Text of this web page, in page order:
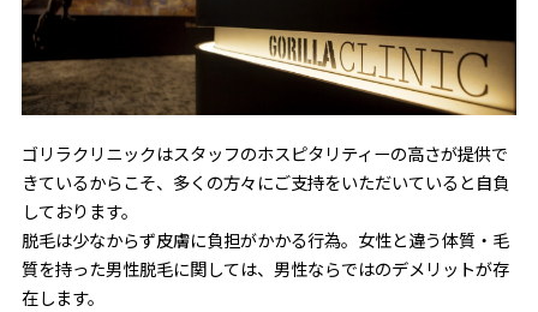
ゴリラクリニックはスタッフのホスピタリティーの高さが提供で
きているからこそ、多くの方々にご支持をいただいていると自負
しております。
脱毛は少なからず皮膚に負担がかかる行為。女性と違う体質・毛
質を持った男性脱毛に関しては、男性ならではのデメリットが存
在します。